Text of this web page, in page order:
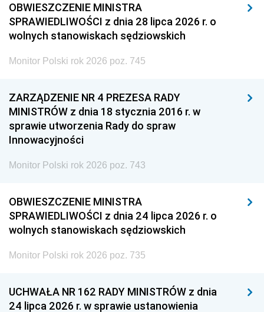
OBWIESZCZENIE MINISTRA
SPRAWIEDLIWOŚCI z dnia 28 lipca 2026 r. o
wolnych stanowiskach sędziowskich
Monitor Polski rok 2026 poz. 745
ZARZĄDZENIE NR 4 PREZESA RADY
MINISTRÓW z dnia 18 stycznia 2016 r. w
sprawie utworzenia Rady do spraw
Innowacyjności
Monitor Polski rok 2026 poz. 743
OBWIESZCZENIE MINISTRA
SPRAWIEDLIWOŚCI z dnia 24 lipca 2026 r. o
wolnych stanowiskach sędziowskich
Monitor Polski rok 2026 poz. 735
UCHWAŁA NR 162 RADY MINISTRÓW z dnia
24 lipca 2026 r. w sprawie ustanowienia